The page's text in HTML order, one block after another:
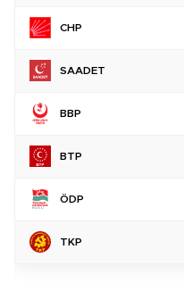
CHP
SAADET
BBP
BTP
ÖDP
TKP